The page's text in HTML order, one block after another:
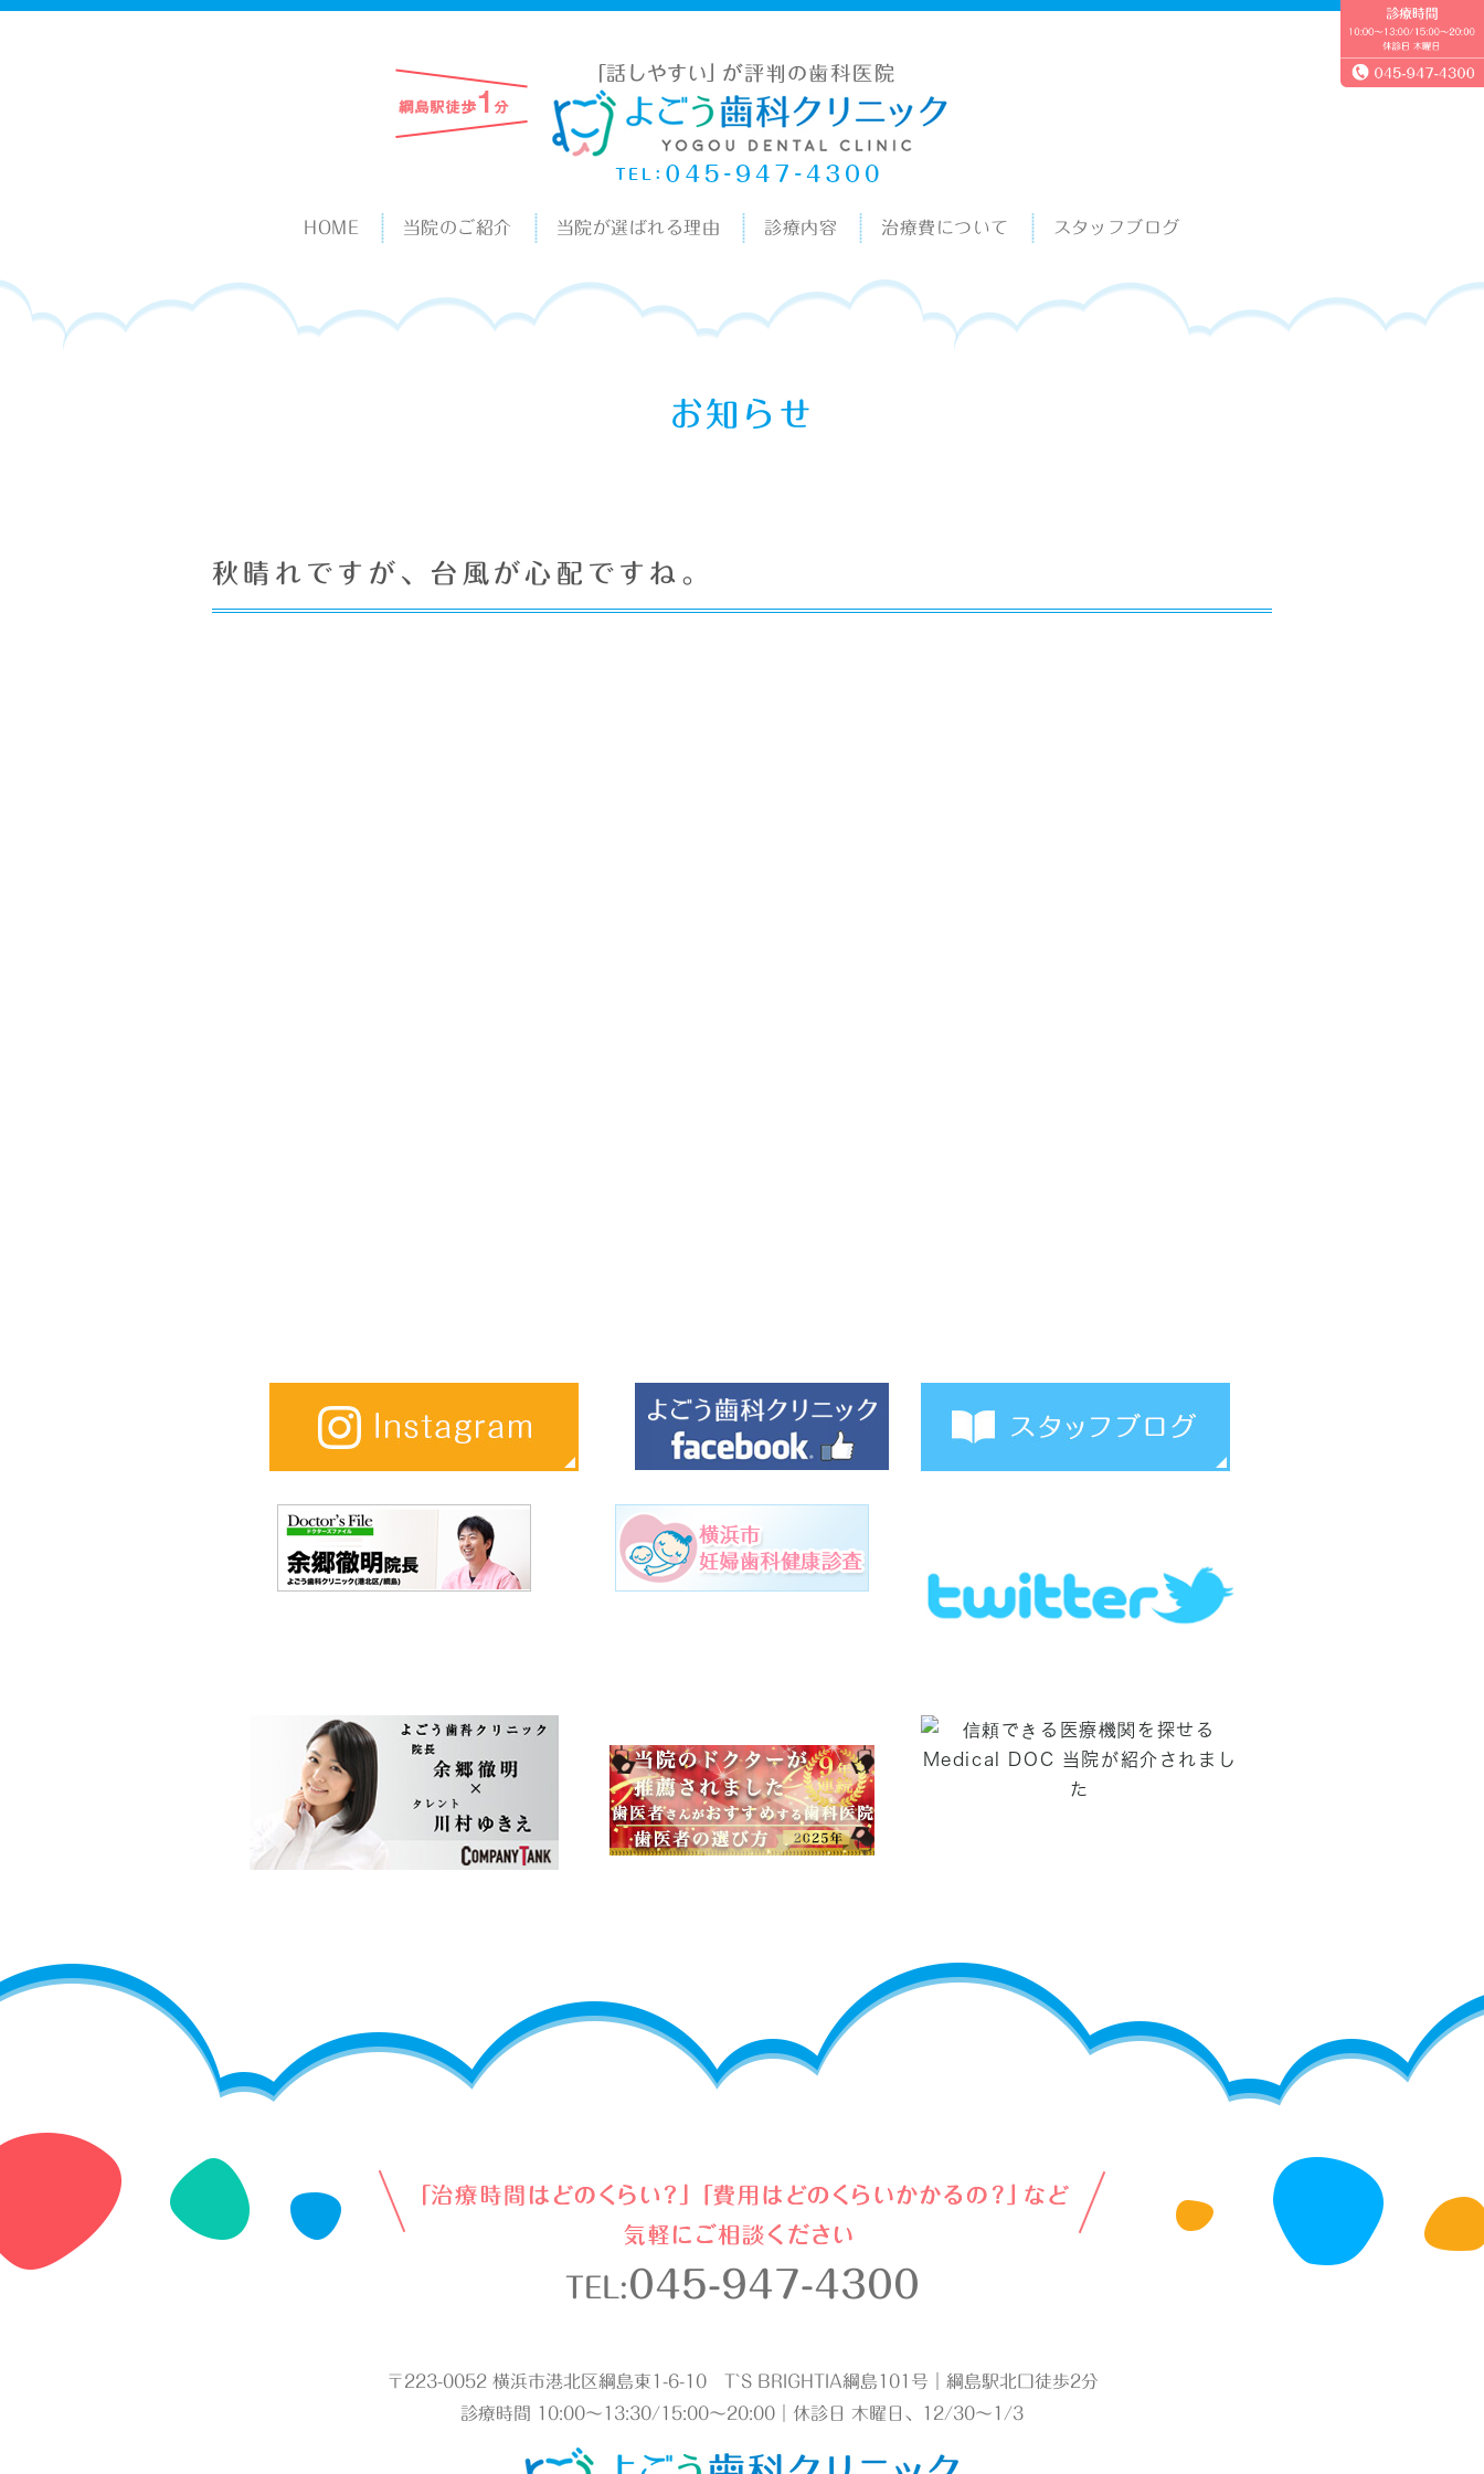
HOME 当院のご紹介 当院が選ばれる理由 診療内容 治療費について スタッフブログ
お知らせ
秋晴れですが、台風が心配ですね。
TEL:045-947-4300
〒223-0052 横浜市港北区綱島東1-6-10 T`S BRIGHTIA綱島101号｜綱島駅北口徒歩2分
診療時間 10:00～13:30/15:00～20:00｜休診日 木曜日、12/30～1/3